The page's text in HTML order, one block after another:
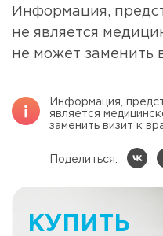
Информация,
не является
не может заменить
Информация,
является
заменить визит к
Поделиться:
КУПИТЬ